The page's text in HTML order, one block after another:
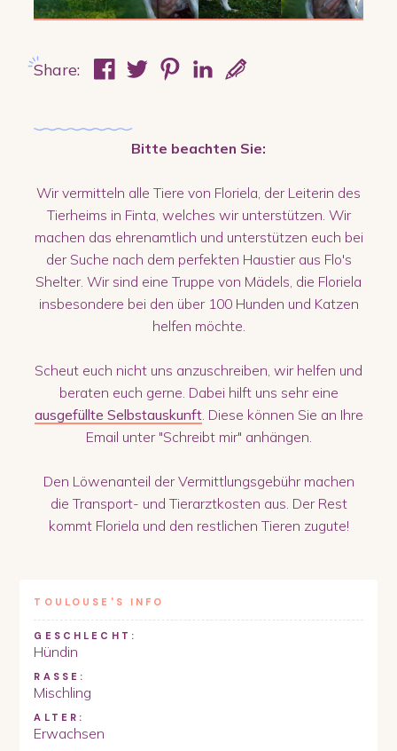
Share:
Bitte beachten Sie:
Wir vermitteln alle Tiere von Floriela, der Leiterin des
Tierheims in Finta, welches wir unterstützen. Wir
machen das ehrenamtlich und unterstützen euch bei
der Suche nach dem perfekten Haustier aus Flo's
Shelter. Wir sind eine Truppe von Mädels, die Floriela
insbesondere bei den über 100 Hunden und Katzen
helfen möchte.
Scheut euch nicht uns anzuschreiben, wir helfen und
beraten euch gerne. Dabei hilft uns sehr eine
ausgefüllte Selbstauskunft. Diese können Sie an Ihre
Email unter "Schreibt mir" anhängen.
Den Löwenanteil der Vermittlungsgebühr machen
die Transport- und Tierarztkosten aus. Der Rest
kommt Floriela und den restlichen Tieren zugute!
TOULOUSE 'S INFO
GESCHLECHT:
Hündin
RASSE:
Mischling
ALTER:
Erwachsen